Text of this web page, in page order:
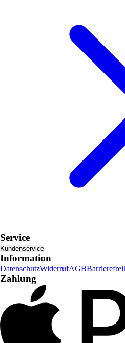
Service
Kundenservice
Information
DatenschutzWiderrufAGB
Zahlung